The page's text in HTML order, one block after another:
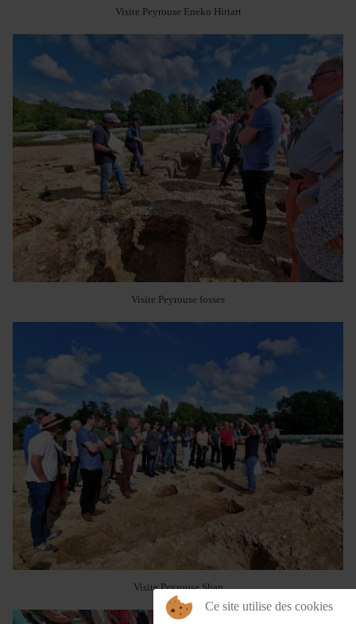
Visite Peyrouse Eneko Hiriart
Visite Peyrouse fosses
Visite Peyrouse Shap
Ce site utilise des cookies